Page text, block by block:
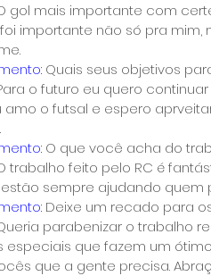
gol mais importante com
importante não só pra
Quais seus objetivos
o futuro eu quero
amo o futsal e espero
O que você acha do
trabalho feito pelo RC é
sempre ajudando quem
Deixe um recado para
parabenizar o trabalho
especiais que fazem um
que a gente precisa.